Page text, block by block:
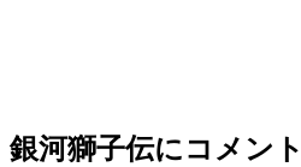
銀河獅子伝にコメン